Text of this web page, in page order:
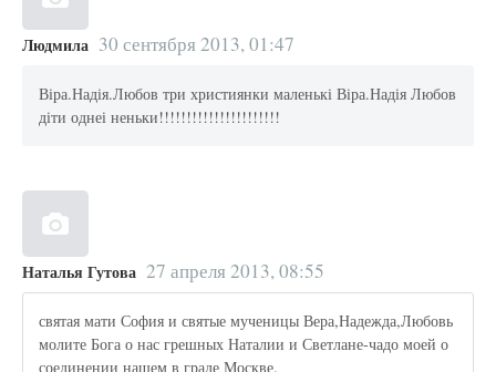
Людмила 30 сентября 2013, 01:47
Віра.Надія.Любов три християнки маленькі Віра.Надія Любов
діти однеі неньки!!!!!!!!!!!!!!!!!!!!!!
Наталья Гутова 27 апреля 2013, 08:55
святая мати София и святые мученицы Вера,Надежда,Любовь
молите Бога о нас грешных Наталии и Светлане-чадо моей о
соединении нашем в граде Москве.